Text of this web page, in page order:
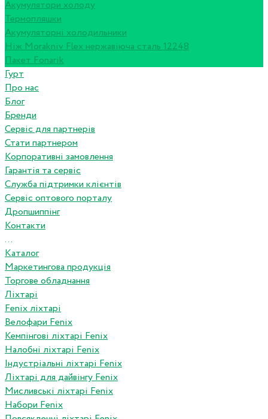
Акумулятори холоду
Термопляшки
Акумуляторні холодильники
Ніж Morakniv Flex нержавіюча сталь 12248
Пакет Fonarik
Гурт
Про нас
Блог
Бренди
Сервіс для партнерів
Стати партнером
Корпоративні замовлення
Гарантія та сервіс
Служба підтримки клієнтів
Сервіс оптового порталу
Дропшиппінг
Контакти
...
Каталог
Маркетингова продукція
Торгове обладнання
Ліхтарі
Fenix ліхтарі
Велофари Fenix
Кемпінгові ліхтарі Fenix
Налобні ліхтарі Fenix
Індустріальні ліхтарі Fenix
Ліхтарі для дайвінгу Fenix
Мисливські ліхтарі Fenix
Набори Fenix